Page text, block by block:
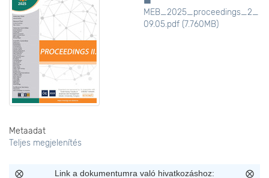
MEB_2025_proceedings_2_
09.05.pdf (7.760MB)
Metaadat
Teljes megjelenítés
Link a dokumentumra való hivatkozáshoz: